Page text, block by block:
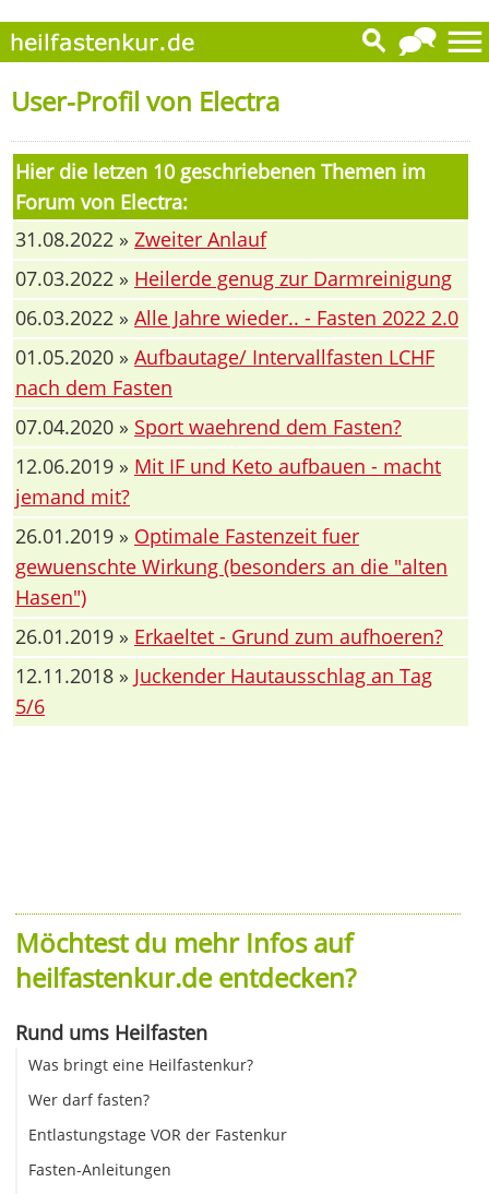
User-Profil von Electra
Hier die letzen 10 geschriebenen Themen im
Forum von Electra:
31.08.2022 » Zweiter Anlauf
07.03.2022 » Heilerde genug zur Darmreinigung
06.03.2022 » Alle Jahre wieder.. - Fasten 2022 2.0
01.05.2020 » Aufbautage/ Intervallfasten LCHF
nach dem Fasten
07.04.2020 » Sport waehrend dem Fasten?
12.06.2019 » Mit IF und Keto aufbauen - macht
jemand mit?
26.01.2019 » Optimale Fastenzeit fuer
gewuenschte Wirkung (besonders an die "alten
Hasen")
26.01.2019 » Erkaeltet - Grund zum aufhoeren?
12.11.2018 » Juckender Hautausschlag an Tag
5/6
Möchtest du mehr Infos auf
heilfastenkur.de entdecken?
Rund ums Heilfasten
Was bringt eine Heilfastenkur?
Wer darf fasten?
Entlastungstage VOR der Fastenkur
Fasten-Anleitungen